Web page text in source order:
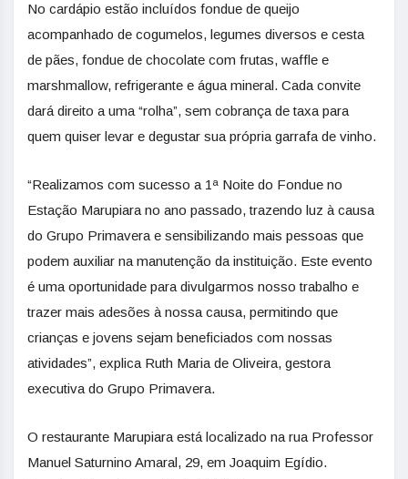
No cardápio estão incluídos fondue de queijo
acompanhado de cogumelos, legumes diversos e cesta
de pães, fondue de chocolate com frutas, waffle e
marshmallow, refrigerante e água mineral. Cada convite
dará direito a uma “rolha”, sem cobrança de taxa para
quem quiser levar e degustar sua própria garrafa de vinho.
“Realizamos com sucesso a 1ª Noite do Fondue no
Estação Marupiara no ano passado, trazendo luz à causa
do Grupo Primavera e sensibilizando mais pessoas que
podem auxiliar na manutenção da instituição. Este evento
é uma oportunidade para divulgarmos nosso trabalho e
trazer mais adesões à nossa causa, permitindo que
crianças e jovens sejam beneficiados com nossas
atividades”, explica Ruth Maria de Oliveira, gestora
executiva do Grupo Primavera.
O restaurante Marupiara está localizado na rua Professor
Manuel Saturnino Amaral, 29, em Joaquim Egídio.